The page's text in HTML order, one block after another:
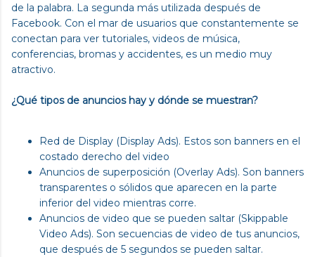
de la palabra. La segunda más utilizada después de
Facebook. Con el mar de usuarios que constantemente se
conectan para ver tutoriales, videos de música,
conferencias, bromas y accidentes, es un medio muy
atractivo.
¿Qué tipos de anuncios hay y dónde se muestran?
Red de Display (Display Ads). Estos son banners en el
costado derecho del video
Anuncios de superposición (Overlay Ads). Son banners
transparentes o sólidos que aparecen en la parte
inferior del video mientras corre.
Anuncios de video que se pueden saltar (Skippable
Video Ads). Son secuencias de video de tus anuncios,
que después de 5 segundos se pueden saltar.